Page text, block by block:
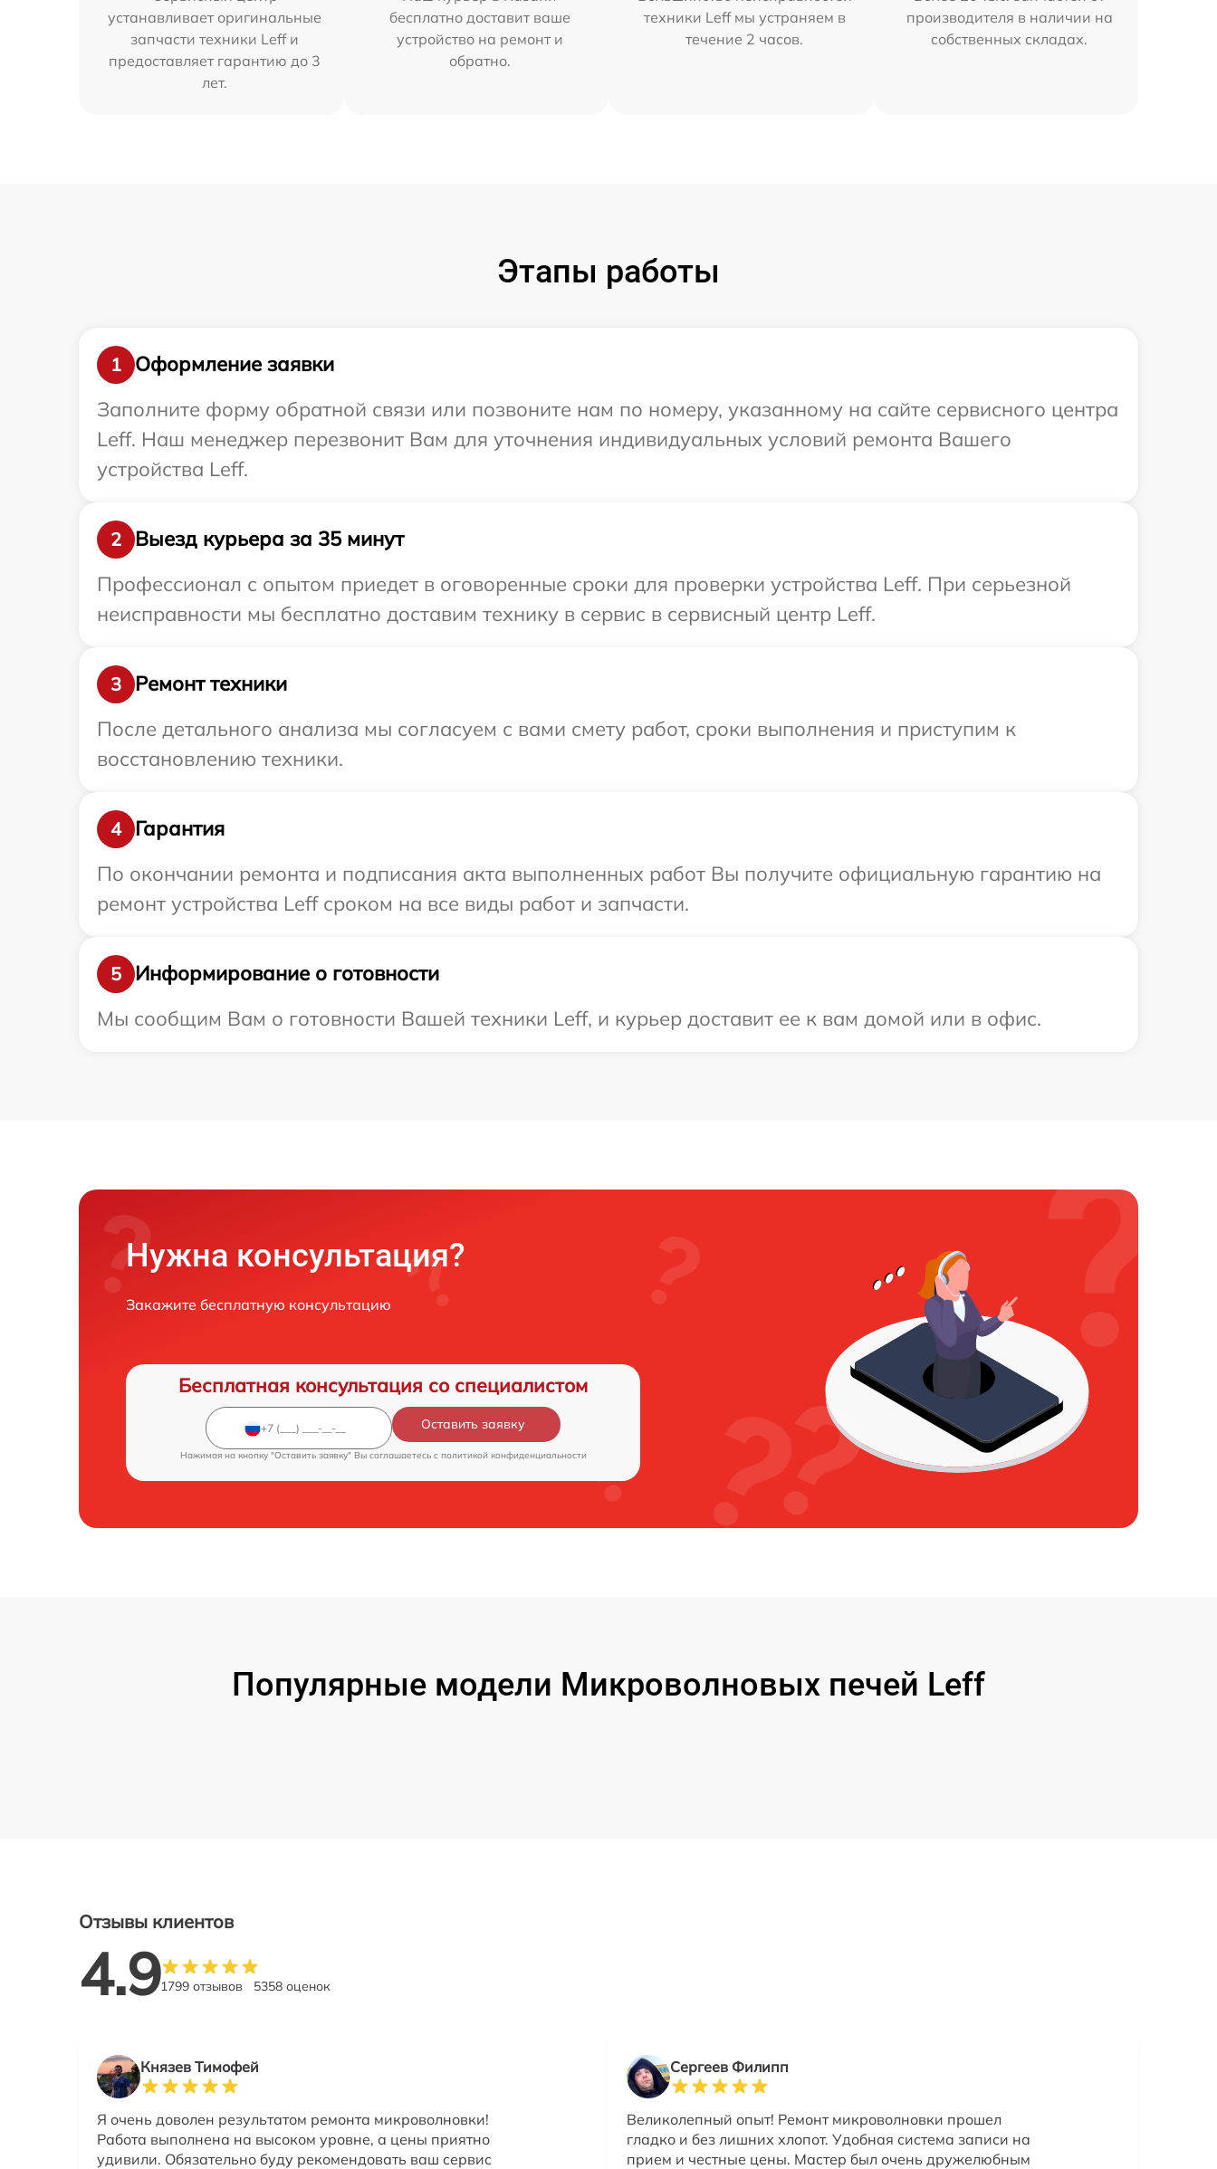
устанавливает оригинальные
запчасти техники Leff и
предоставляет гарантию до 3
лет.
бесплатно доставит ваше
устройство на ремонт и
обратно.
техники Leff мы устраняем в
течение 2 часов.
производителя в наличии на
собственных складах.
Этапы работы
1
Оформление заявки
Заполните форму обратной связи или позвоните нам по номеру, указанному на сайте сервисного центра
Leff. Наш менеджер перезвонит Вам для уточнения индивидуальных условий ремонта Вашего
устройства Leff.
2
Выезд курьера за 35 минут
Профессионал с опытом приедет в оговоренные сроки для проверки устройства Leff. При серьезной
неисправности мы бесплатно доставим технику в сервис в сервисный центр Leff.
3
Ремонт техники
После детального анализа мы согласуем с вами смету работ, сроки выполнения и приступим к
восстановлению техники.
4
Гарантия
По окончании ремонта и подписания акта выполненных работ Вы получите официальную гарантию на
ремонт устройства Leff сроком на все виды работ и запчасти.
5
Информирование о готовности
Мы сообщим Вам о готовности Вашей техники Leff, и курьер доставит ее к вам домой или в офис.
Нужна консультация?
Закажите бесплатную консультацию
Бесплатная консультация со специалистом
Оставить заявку
Нажимая на кнопку "Оставить заявку" Вы соглашаетесь c политикой конфиденциальности
Популярные модели Микроволновых печей Leff
Отзывы клиентов
4.91799 отзывов 5358 оценок
Князев Тимофей
Я очень доволен результатом ремонта микроволновки!
Работа выполнена на высоком уровне, а цены приятно
удивили. Обязательно буду рекомендовать ваш сервис
Сергеев Филипп
Великолепный опыт! Ремонт микроволновки прошел
гладко и без лишних хлопот. Удобная система записи на
прием и честные цены. Мастер был очень дружелюбным